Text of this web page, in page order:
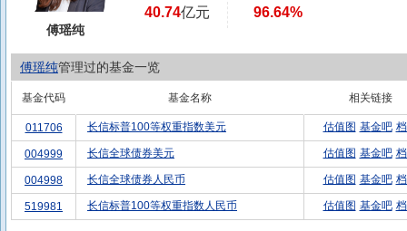
傅瑶纯
40.74亿元 96.64%
傅瑶纯管理过的基金一览
基金代码 基金名称 相关链接
011706 长信标普100等权重指数美元 估值图 基金吧
004999 长信全球债券美元 估值图 基金吧
004998 长信全球债券人民币 估值图 基金吧
519981 长信标普100等权重指数人民币 估值图 基金吧